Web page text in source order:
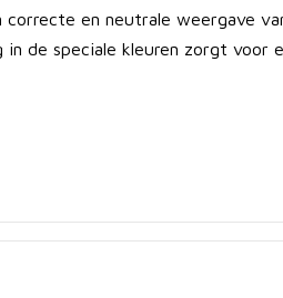
en neutrale weergave
in de speciale kleuren zorgt voor